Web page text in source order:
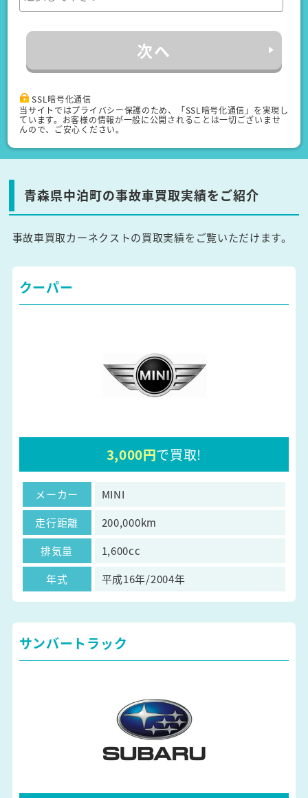
次へ
SSL暗号化通信
当サイトではプライバシー保護のため、「SSL暗号化通信」を実現し
ています。お客様の情報が一般に公開されることは一切ございませ
んので、ご安心ください。
青森県中泊町の事故車買取実績をご紹介
事故車買取カーネクストの買取実績をご覧いただけます。
クーパー
3,000円で買取!
メーカー
MINI
走行距離
200,000km
排気量
1,600cc
年式
平成16年/2004年
サンバートラック